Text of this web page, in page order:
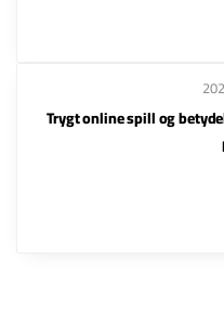
Trygt online spill og